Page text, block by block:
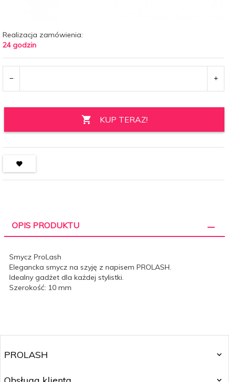
Realizacja zamówienia:
24 godzin
KUP TERAZ!
OPIS PRODUKTU
Smycz ProLash
Elegancka smycz na szyję z napisem PROLASH.
Idealny gadżet dla każdej stylistki.
Szerokość: 10 mm
PROLASH